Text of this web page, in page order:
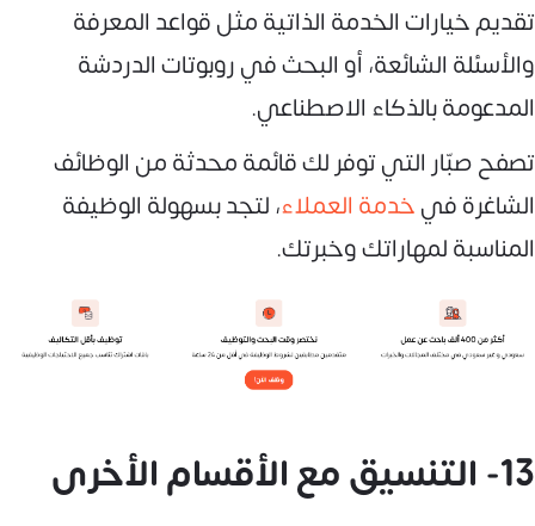
تقديم خيارات الخدمة الذاتية مثل قواعد المعرفة
والأسئلة الشائعة، أو البحث في روبوتات الدردشة
المدعومة بالذكاء الاصطناعي.
تصفح صبّار التي توفر لك قائمة محدثة من الوظائف
الشاغرة فيخدمة العملاء، لتجد بسهولة الوظيفة
المناسبة لمهاراتك وخبرتك.
13- التنسيق مع الأقسام الأخرى